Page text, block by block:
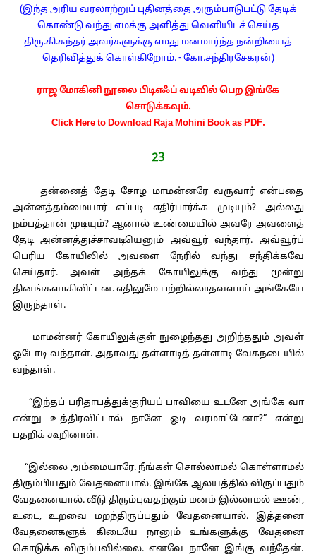
(இந்த அரிய வரலாற்றுப் புதினத்தை அரும்பாடுபட்டு தேடிக்
கொண்டு வந்து எமக்கு அளித்து வெளியிடச் செய்த
திரு.கி.சுந்தர் அவர்களுக்கு எமது மனமார்ந்த நன்றியைத்
தெரிவித்துக் கொள்கிறோம். - கோ.சந்திரசேகரன்)
ராஜ மோகினி நூலை பிடிஎஃப் வடிவில் பெற இங்கே
சொடுக்கவும்.
Click Here to Download Raja Mohini Book as PDF.
23
தன்னைத் தேடி சோழ மாமன்னரே வருவார் என்பதை
அன்னத்தம்மையார் எப்படி எதிர்பார்க்க முடியும்? அல்லது
நம்பத்தான் முடியும்? ஆனால் உண்மையில் அவரே அவளைத்
தேடி அன்னத்துச்சாவடியெனும் அவ்வூர் வந்தார். அவ்வூர்ப்
பெரிய கோயிலில் அவளை நேரில் வந்து சந்திக்கவே
செய்தார். அவள் அந்தக் கோயிலுக்கு வந்து மூன்று
தினங்களாகிவிட்டன. எதிலுமே பற்றில்லாதவளாய் அங்கேயே
இருந்தாள்.
மாமன்னர் கோயிலுக்குள் நுழைந்தது அறிந்ததும் அவள்
ஓடோடி வந்தாள். அதாவது தள்ளாடித் தள்ளாடி வேகநடையில்
வந்தாள்.
“இந்தப் பரிதாபத்துக்குரியப் பாவியை உடனே அங்கே வா
என்று உத்திரவிட்டால் நானே ஓடி வரமாட்டேனா?” என்று
பதறிக் கூறினாள்.
“இல்லை அம்மையாரே. நீங்கள் சொல்லாமல் கொள்ளாமல்
திரும்பியதும் வேதனையால். இங்கே ஆலயத்தில் விருப்பதும்
வேதனையால். வீடு திரும்புவதற்கும் மனம் இல்லாமல் ஊண்,
உடை, உறவை மறந்திருப்பதும் வேதனையால். இத்தனை
வேதனைகளுக் கிடையே நானும் உங்களுக்கு வேதனை
கொடுக்க விரும்பவில்லை. எனவே நானே இங்கு வந்தேன்.